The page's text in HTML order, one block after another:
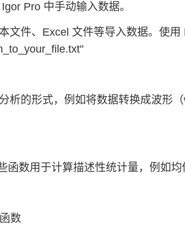
Pro 中手动输入数据。
文件、Excel 文件等导入数据。使
析的形式，例如将数据转换成波形
函数用于计算描述性统计量，例如均
数